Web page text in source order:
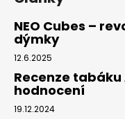
p
o
r
u
č
u
NEO Cubes –
dýmky
12.6.2025
Recenze
hodnocení
19.12.2024